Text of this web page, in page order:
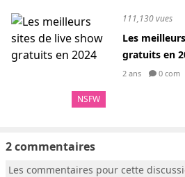
NSFW
111,130 vues
Les
gratuits en
2 ans 0 com
2 commentaires
Les commentaires pour cette